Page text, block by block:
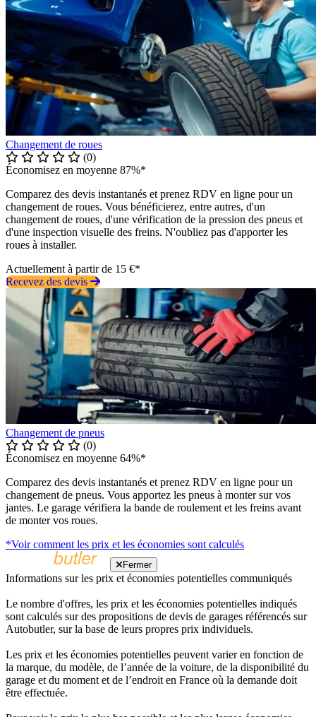
Changement de roues
(0)
Économisez en moyenne 87%*
Comparez des devis instantanés et prenez RDV en ligne pour un
changement de roues. Vous bénéficierez, entre autres, d'un
changement de roues, d'une vérification de la pression des pneus et
d'une inspection visuelle des freins. N'oubliez pas d'apporter les
roues à installer.
Actuellement à partir de 15 €*
Recevez des devis
Changement de pneus
(0)
Économisez en moyenne 64%*
Comparez des devis instantanés et prenez RDV en ligne pour un
changement de pneus. Vous apportez les pneus à monter sur vos
jantes. Le garage vérifiera la bande de roulement et les freins avant
de monter vos roues.
*Voir comment les prix et les économies sont calculés
Fermer
Informations sur les prix et économies potentielles communiqués
Le nombre d'offres, les prix et les économies potentielles indiqués
sont calculés sur des propositions de devis de garages référencés sur
Autobutler, sur la base de leurs propres prix individuels.
Les prix et les économies potentielles peuvent varier en fonction de
la marque, du modèle, de l’année de la voiture, de la disponibilité du
garage et du moment et de l’endroit en France où la demande doit
être effectuée.